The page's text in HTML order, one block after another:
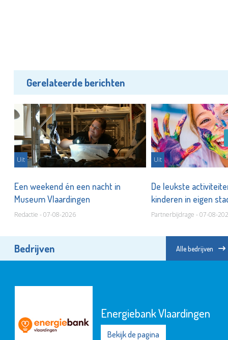
Gerelateerde berichten
Uit
Een weekend én een nacht in
Museum Vlaardingen
Redactie - 07-08-2026
Uit
De leukste
kinderen in eigen
Partnerbijdrage - 07-08-
Bedrijven Alle bedrijven
Energiebank Vlaardingen
Bekijk de pagina